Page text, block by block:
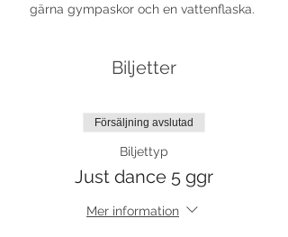
gärna gympaskor och en vattenflaska.
Biljetter
Försäljning avslutad
Biljettyp
Just dance 5 ggr
Mer information